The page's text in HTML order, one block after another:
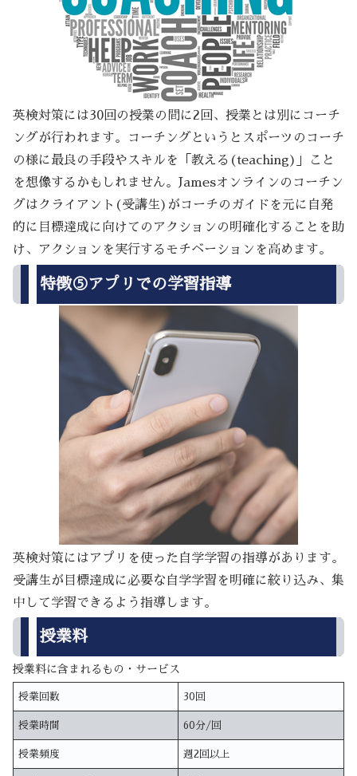
英検対策には30回の授業の間に2回、授業とは別にコーチ
ングが行われます。コーチングというとスポーツのコーチ
の様に最良の手段やスキルを「教える(teaching)」こと
を想像するかもしれません。Jamesオンラインのコーチン
グはクライアント(受講生)がコーチのガイドを元に自発
的に目標達成に向けてのアクションの明確化することを助
け、アクションを実行するモチベーションを高めます。
特徴⑤アプリでの学習指導
英検対策にはアプリを使った自学学習の指導があります。
受講生が目標達成に必要な自学学習を明確に絞り込み、集
中して学習できるよう指導します。
授業料
授業料に含まれるもの・サービス
授業回数 30回
授業時間 60分/回
授業頻度 週2回以上